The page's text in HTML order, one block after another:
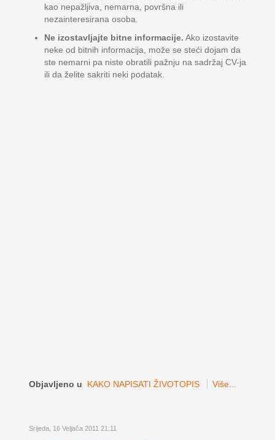
kao nepažljiva, nemarna, površna ili
nezainteresirana osoba.
Ne izostavljajte bitne informacije. Ako izostavite
neke od bitnih informacija, može se steći dojam da
ste nemarni pa niste obratili pažnju na sadržaj CV-ja
ili da želite sakriti neki podatak.
Objavljeno u KAKO NAPISATI ŽIVOTOPIS Više...
Srijeda, 16 Veljača 2011 21:11